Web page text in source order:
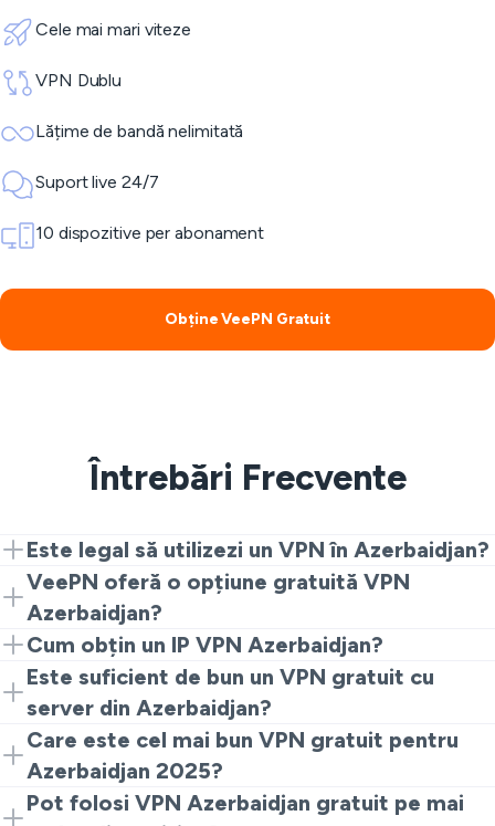
Cele mai mari viteze
VPN Dublu
Lățime de bandă nelimitată
Suport live 24/7
10 dispozitive per abonament
Obține VeePN Gratuit
Întrebări Frecvente
Este legal să utilizezi un VPN în Azerbaidjan?
Pentru majoritatea utilizatorilor, Azerbaidjan permite
utilizarea VPN atât timp cât respectă reglementările
VeePN oferă o opțiune gratuită VPN
Azerbaidjan?
Da. Poți începe cu un VPN gratuit Azerbaidjan prin
extensia de browser și poți face un upgrade ulterior
dacă este nevoie.
Cum obțin un IP VPN Azerbaidjan?
Instalează VeePN, alege un VPN cu server din
Azerbaidjan și conectează-te. Site-urile vor vedea un
IP VPN Azerbaidjan în locul celui real.
Este suficient de bun un VPN gratuit cu
server din Azerbaidjan?
O opțiune gratuită funcționează bine pentru navigare și
confidențialitate. Pentru streaming sau utilizare
intensivă, aplicațiile complete sunt mai bune.
Care este cel mai bun VPN gratuit pentru
Azerbaidjan 2025?
Caută criptare puternică, politica fără loguri și servere
Pot folosi VPN Azerbaidjan gratuit pe mai